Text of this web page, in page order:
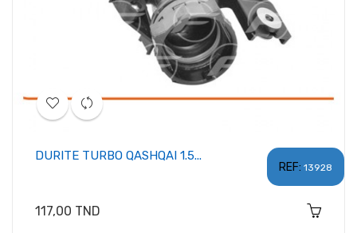
REF: 13928
DURITE TURBO QASHQAI 1.5...
Prix
117,00 TND